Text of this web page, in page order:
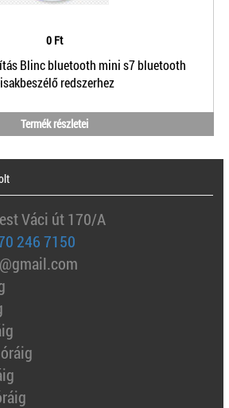
0 Ft
Blinc bluetooth mini s7 bluetooth
redszerhez
Termék részletei
Váci út 170/A
246 7150